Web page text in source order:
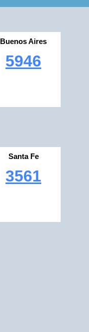
Buenos Aires
5946
Santa Fe
3561